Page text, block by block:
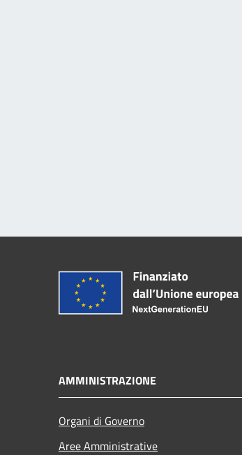
AMMINISTRAZIONE
Organi di Governo
Aree Amministrative